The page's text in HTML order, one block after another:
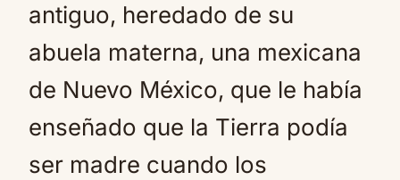
antiguo, heredado de su
abuela materna, una mexicana
de Nuevo México, que le había
enseñado que la Tierra podía
ser madre cuando los